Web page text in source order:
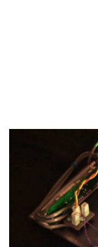
Далее следуем
фото
авто. У данной
количество
мощности блока
равным. Иными